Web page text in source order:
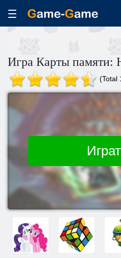
Игра Карты памяти:
(Total